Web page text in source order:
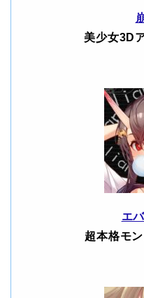
美少女3D
エ
超本格モ